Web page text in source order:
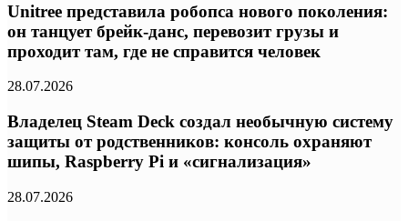
Unitree представила робопса нового поколения:
он танцует брейк-данс, перевозит грузы и
проходит там, где не справится человек
28.07.2026
Владелец Steam Deck создал необычную систему
защиты от родственников: консоль охраняют
шипы, Raspberry Pi и «сигнализация»
28.07.2026